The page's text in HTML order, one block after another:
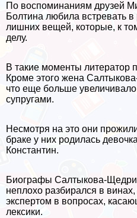
По воспоминаниям друзей
Болтина любила встревать в
лишних вещей, которые, к
делу.
В такие моменты литератор
Кроме этого жена
что еще больше
супругами.
Несмотря на это они
бpaке у них родилась
Константин.
Биографы Салтыкова-
неплохо разбирался в
экспертом в вопросах,
лексики.